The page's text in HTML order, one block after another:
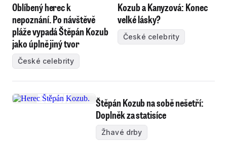
Oblíbený herec k
nepoznání. Po návštěvě
pláže vypadá Štěpán Kozub
jako úplně jiný tvor
České celebrity
Kozub a Kanyzová: Konec
velké lásky?
České celebrity
Štěpán Kozub na sobě nešetří:
Doplněk za statisíce
Žhavé drby